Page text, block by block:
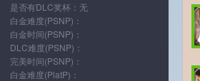
是否有DLC奖杯：无
白金难度(PSNP)：
白金时间(PSNP)：
DLC难度(PSNP)：
完美时间(PSNP)：
白金难度(PlatP)：